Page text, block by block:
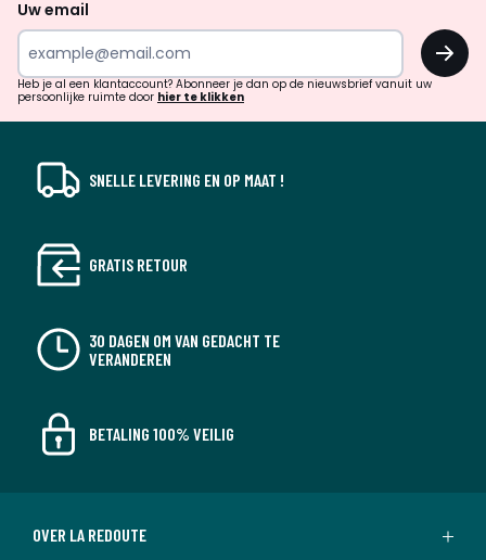
inspiratie
verrassingen?
Uw email
OK
Heb je al een klantaccount? Abonneer je dan op de nieuwsbrief vanuit uw
persoonlijke ruimte door hier te klikken
SNELLE LEVERING EN OP MAAT !
GRATIS RETOUR
30 DAGEN OM VAN GEDACHT TE
VERANDEREN
BETALING 100% VEILIG
OVER LA REDOUTE